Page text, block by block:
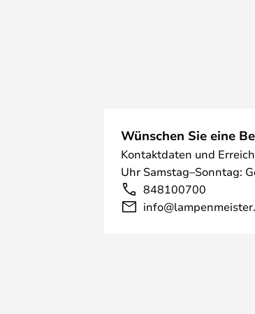
Wünschen Sie eine
Kontaktdaten und
Uhr Samstag–Sonntag:
848100700